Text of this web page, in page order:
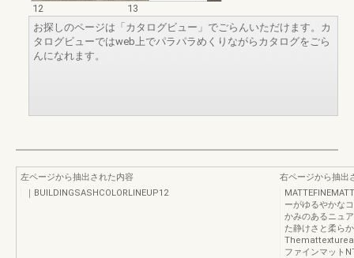
12
13
お探しのページは「カタログビュー」でごらんいただけます。カ
タログビューではweb上でパラパラめくりながらカタログをごら
んになれます。
左ページから抽出された内容
｜BUILDINGSASHCOLORLINEUP12
右ページから抽出
ーがゆるやかな
かみのあるニュ
た静けさと柔ら
ファインマット